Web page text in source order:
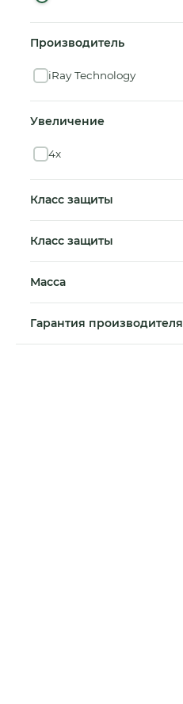
Производитель
iRay Technology
Увеличение
4x
Класс защиты
Класс защиты
Масса
Гарантия производителя